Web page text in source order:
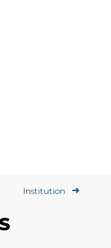
Institution